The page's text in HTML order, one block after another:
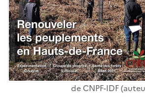
de CNPF-IDF